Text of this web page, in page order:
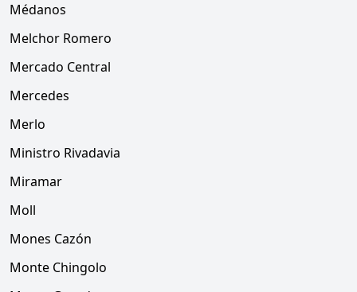
Médanos
Melchor Romero
Mercado Central
Mercedes
Merlo
Ministro Rivadavia
Miramar
Moll
Mones Cazón
Monte Chingolo